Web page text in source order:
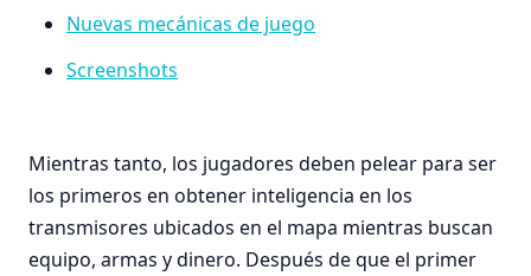
Nuevas mecánicas de juego
Screenshots
Mientras tanto, los jugadores deben pelear para ser
los primeros en obtener inteligencia en los
transmisores ubicados en el mapa mientras buscan
equipo, armas y dinero. Después de que el primer